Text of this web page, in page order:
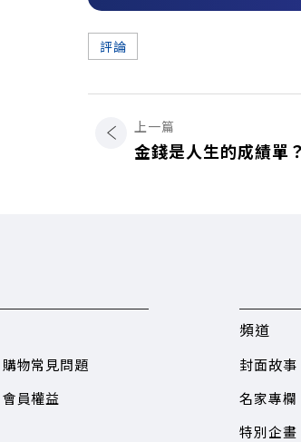
評論
上一篇
金錢是人生的成績單？
購物常見問題
會員權益
頻道
封面故事
名家專欄
特別企畫